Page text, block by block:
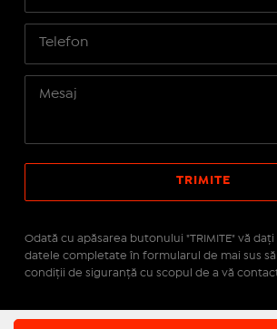
Odată cu apăsarea butonului "TRIMITE" vă
datele completate în formularul de mai sus
condiţii de siguranţă cu scopul de a vă